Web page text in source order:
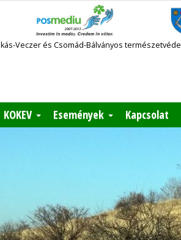
Veczer és Csomád-Bálványos
KOKEV Események Kapcsolat